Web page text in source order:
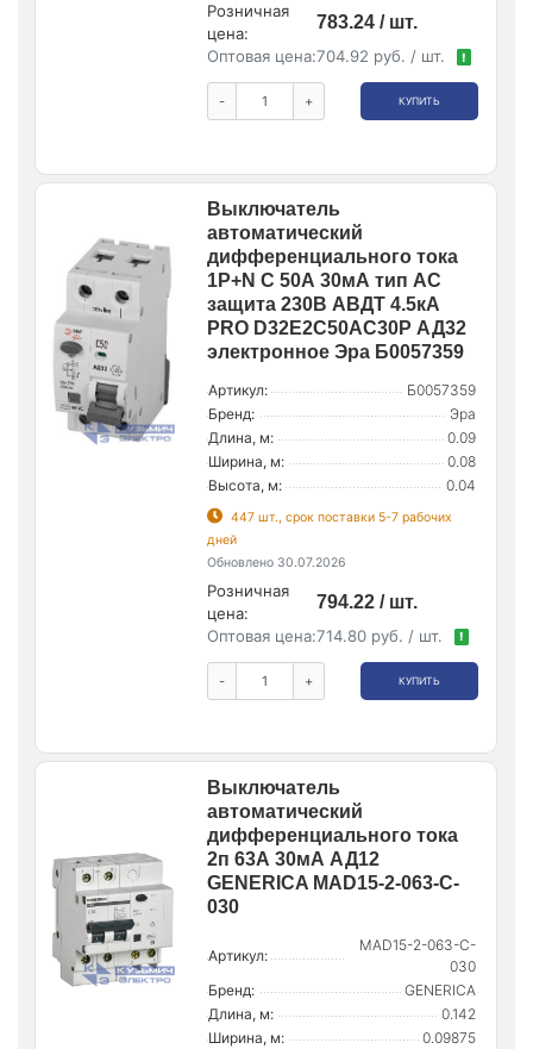
Розничная
цена:
783.24 / шт.
Оптовая цена:704.92 руб. / шт. !
- + КУПИТЬ
Выключатель
автоматический
дифференциального тока
1P+N C 50А 30мА тип AC
защита 230В АВДТ 4.5кА
PRO D32E2C50AC30P АД32
электронное Эра Б0057359
Артикул:
Б0057359
Бренд:
Эра
Длина, м:
0.09
Ширина, м:
0.08
Высота, м:
0.04
447 шт., срок поставки 5-7 рабочих
дней
Обновлено 30.07.2026
Розничная
цена:
794.22 / шт.
Оптовая цена:714.80 руб. / шт. !
- + КУПИТЬ
Выключатель
автоматический
дифференциального тока
2п 63А 30мА АД12
GENERICA MAD15-2-063-C-
030
Артикул:
MAD15-2-063-C-
030
Бренд:
GENERICA
Длина, м:
0.142
Ширина, м:
0.09875